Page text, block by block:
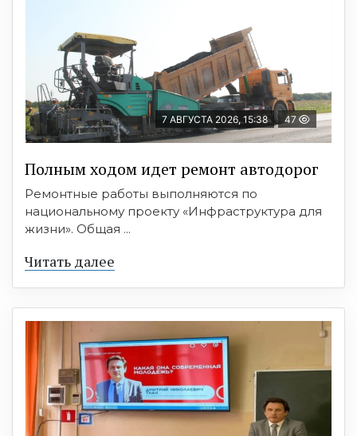
7 АВГУСТА 2026, 15:38 47
Полным ходом идет ремонт автодорог
Ремонтные работы выполняются по
национальному проекту «Инфраструктура для
жизни». Общая ...
Читать далее